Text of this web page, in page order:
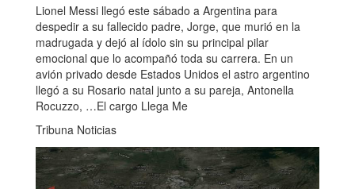
Lionel Messi llegó este sábado a Argentina para
despedir a su fallecido padre, Jorge, que murió en la
madrugada y dejó al ídolo sin su principal pilar
emocional que lo acompañó toda su carrera. En un
avión privado desde Estados Unidos el astro argentino
llegó a su Rosario natal junto a su pareja, Antonella
Rocuzzo, …El cargo Llega Me
Tribuna Noticias